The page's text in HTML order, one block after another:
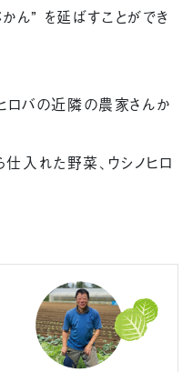
ん” を延ばすことができ
ロバの近隣の農家さんか
入れた野菜、ウシノヒロ